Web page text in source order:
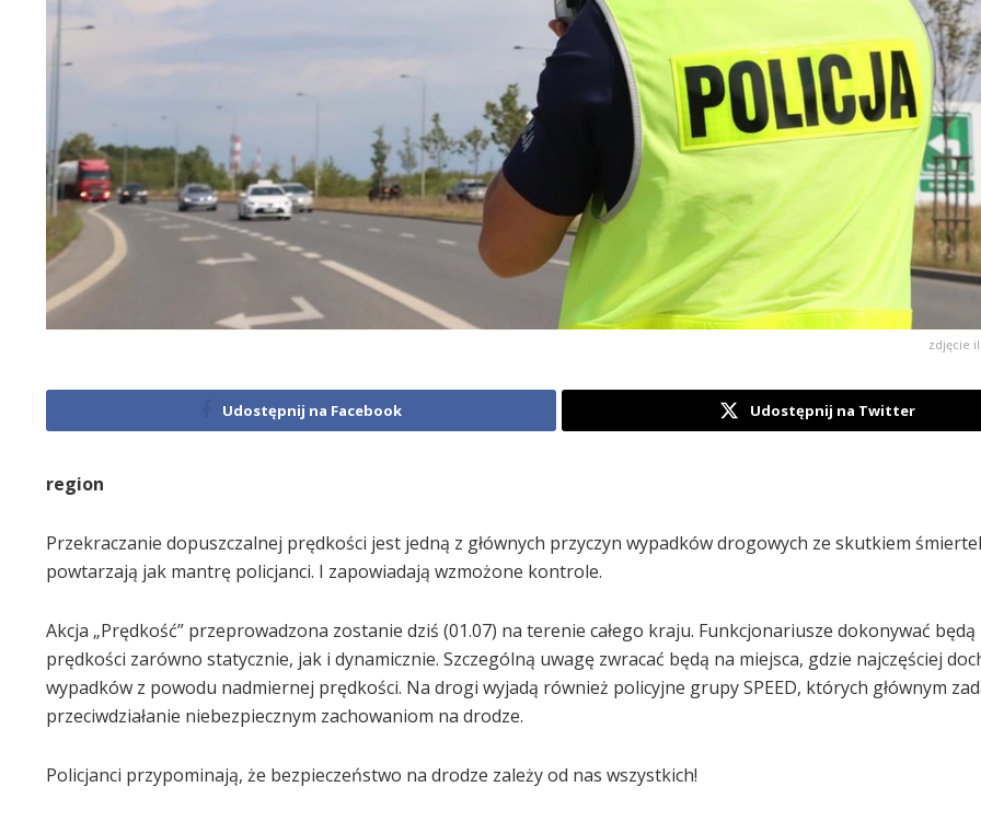
zdjęcie
Udostępnij na Facebook Udostępnij na Twitter
region
Przekraczanie dopuszczalnej prędkości jest jedną z głównych przyczyn wypadków drogowych ze skutkiem
powtarzają jak mantrę policjanci. I zapowiadają wzmożone kontrole.
Akcja „Prędkość” przeprowadzona zostanie dziś (01.07) na terenie całego kraju. Funkcjonariusze dokonywać
prędkości zarówno statycznie, jak i dynamicznie. Szczególną uwagę zwracać będą na miejsca, gdzie najczęściej
wypadków z powodu nadmiernej prędkości. Na drogi wyjadą również policyjne grupy SPEED, których głównym
przeciwdziałanie niebezpiecznym zachowaniom na drodze.
Policjanci przypominają, że bezpieczeństwo na drodze zależy od nas wszystkich!